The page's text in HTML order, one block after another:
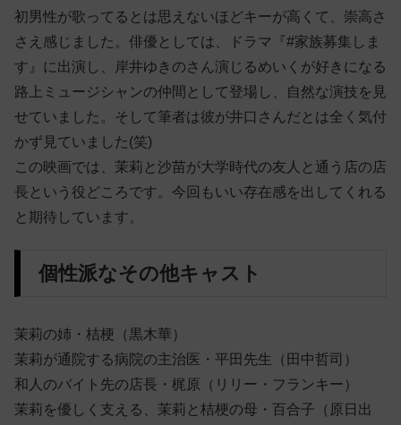
初男性が歌ってるとは思えないほどキーが高くて、崇高さ
さえ感じました。俳優としては、ドラマ『#家族募集しま
す』に出演し、岸井ゆきのさん演じるめいくが好きになる
路上ミュージシャンの仲間として登場し、自然な演技を見
せていました。そして筆者は彼が井口さんだとは全く気付
かず見ていました(笑)
この映画では、茉莉と沙苗が大学時代の友人と通う店の店
長という役どころです。今回もいい存在感を出してくれる
と期待しています。
個性派なその他キャスト
茉莉の姉・桔梗（黒木華）
茉莉が通院する病院の主治医・平田先生（田中哲司）
和人のバイト先の店長・梶原（リリー・フランキー）
茉莉を優しく支える、茉莉と桔梗の母・百合子（原日出